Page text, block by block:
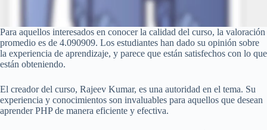
Para aquellos interesados en conocer la calidad del curso, la valoración
promedio es de 4.090909. Los estudiantes han dado su opinión sobre
la experiencia de aprendizaje, y parece que están satisfechos con lo que
están obteniendo.
El creador del curso, Rajeev Kumar, es una autoridad en el tema. Su
experiencia y conocimientos son invaluables para aquellos que desean
aprender PHP de manera eficiente y efectiva.